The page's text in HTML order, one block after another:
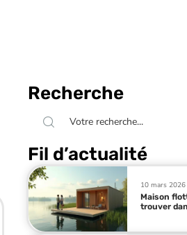
Recherche
Fil d’actualité
10 mars 2026
Maison
trouver